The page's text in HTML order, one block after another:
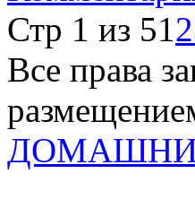
Стр 1 из 512
Все права